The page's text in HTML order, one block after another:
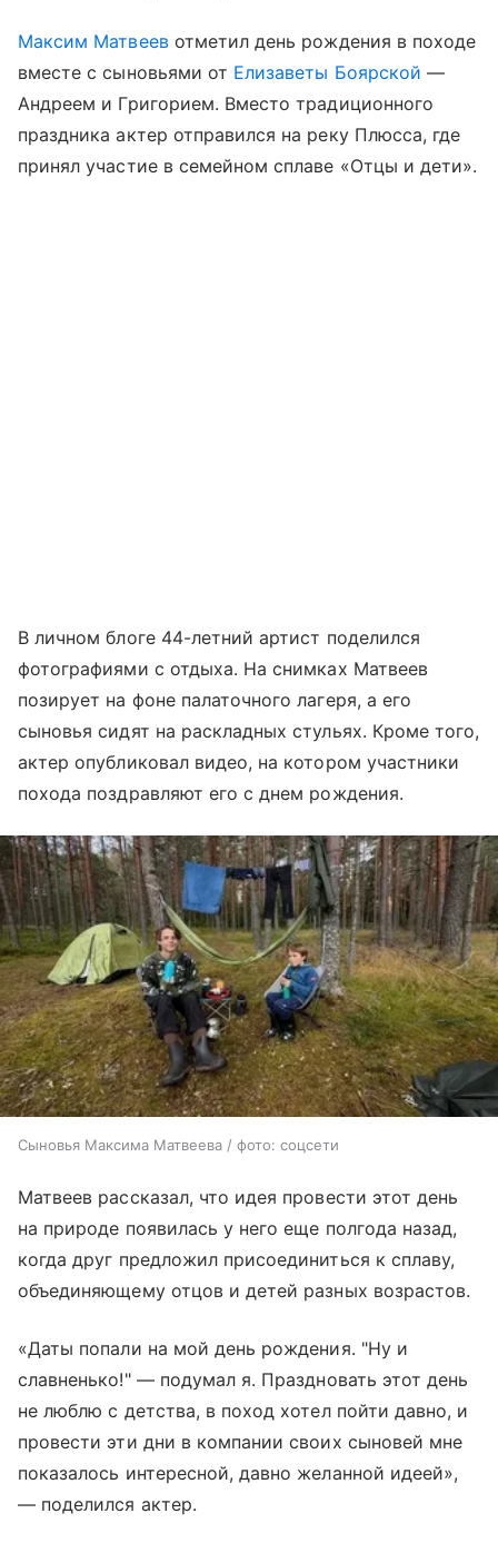
Максим Матвеевотметил день рождения в походе
вместе с сыновьями от Елизаветы Боярской —
Андреем и Григорием. Вместо традиционного
праздника актер отправился на реку Плюсса, где
принял участие в семейном сплаве «Отцы и дети».
В личном блоге 44-летний артист поделился
фотографиями с отдыха. На снимках Матвеев
позирует на фоне палаточного лагеря, а его
сыновья сидят на раскладных стульях. Кроме того,
актер опубликовал видео, на котором участники
похода поздравляют его с днем рождения.
Сыновья Максима Матвеева / фото: соцсети
Матвеев рассказал, что идея провести этот день
на природе появилась у него еще полгода назад,
когда друг предложил присоединиться к сплаву,
объединяющему отцов и детей разных возрастов.
«Даты попали на мой день рождения. "Ну и
славненько!" — подумал я. Праздновать этот день
не люблю с детства, в поход хотел пойти давно, и
провести эти дни в компании своих сыновей мне
показалось интересной, давно желанной идеей»,
— поделился актер.